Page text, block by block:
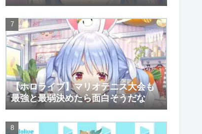
【ホロライブ】マリオテニス大会も
最強と最弱決めたら面白そうだな